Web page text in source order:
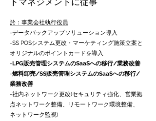
​於：事業会社執行役員
-データバックアップソリューション導入
-SS POSシステム更改・マーケティング施策立案と
オリジナルのポイントカードを導入
-LPG販売管理システムのSaaSへの移行/業務改善
-燃料卸売/SS販売管理システムのSaaSへの移行/
業務改善
-社内ネットワーク更改(セキュリティ強化、営業拠
点ネットワーク整備、リモートワーク環境整備、
ネットワーク監視)